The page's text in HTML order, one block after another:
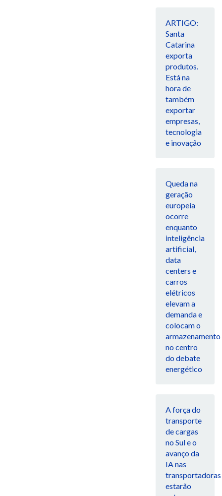
ARTIGO:
Santa
Catarina
exporta
produtos.
Está na
hora de
também
exportar
empresas,
tecnologia
e inovação
Queda na
geração
europeia
ocorre
enquanto
inteligência
artificial,
data
centers e
carros
elétricos
elevam a
demanda e
colocam o
armazenamento
no centro
do debate
energético
A força do
transporte
de cargas
no Sul e o
avanço da
IA nas
transportadoras
estarão